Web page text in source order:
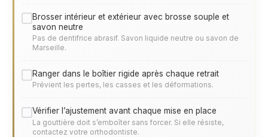
Brosser intérieur et extérieur avec brosse souple et
savon neutre
Pas de dentifrice abrasif. Savon liquide neutre ou savon de
Marseille.
Ranger dans le boîtier rigide après chaque retrait
Prévient les pertes, les casses et les déformations.
Vérifier l’ajustement avant chaque mise en place
La gouttière doit s’emboîter sans forcer. Si elle résiste,
contactez votre orthodontiste.